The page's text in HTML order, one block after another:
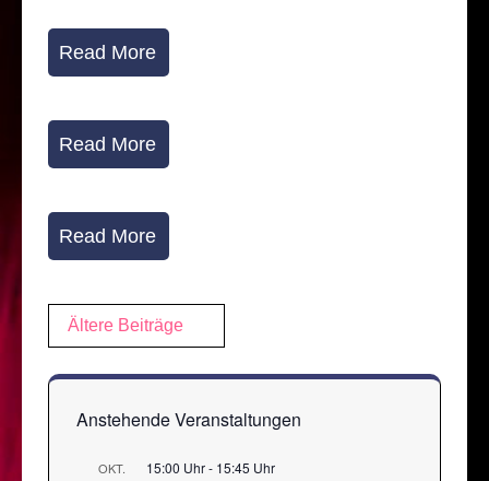
Read More
Read More
Read More
Beitragsnavigation
Ältere Beiträge
Anstehende Veranstaltungen
OKT. 15:00 Uhr- 15:45 Uhr